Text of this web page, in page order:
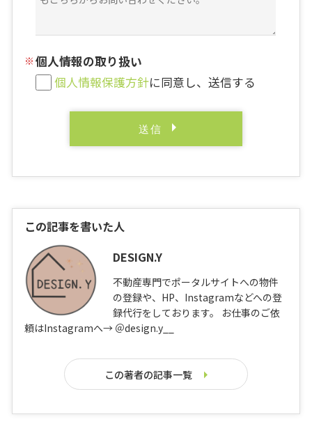
個人情報の取り扱い
個人情報保護方針に同意し、送信する
この記事を書いた人
DESIGN.Y
不動産専門でポータルサイトへの物件
の登録や、HP、Instagramなどへの登
録代行をしております。 お仕事のご依
頼はInstagramへ→ ＠design.y__
この著者の記事一覧